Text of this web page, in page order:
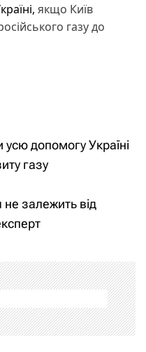
якщо Київ
газу до
допомогу Україні
газу
залежить від